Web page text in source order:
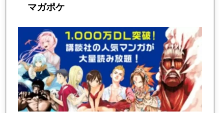
マガポケ